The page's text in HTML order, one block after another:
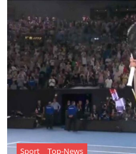
Sport Top-News